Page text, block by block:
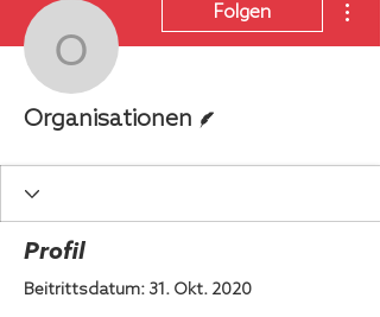
Organisationen
Folgen
Organisationen
Profil
Beitrittsdatum: 31. Okt. 2020